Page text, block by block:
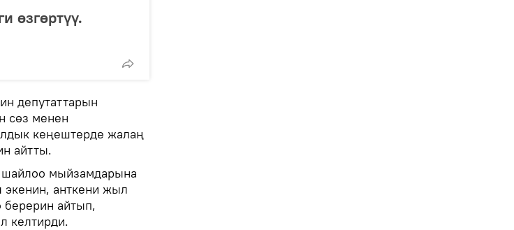
өзгөртүү.
депутаттарын
сөз менен
кеңештерде жалаң
айтты.
мыйзамдарына
экенин, анткени жыл
айтып,
келтирди.